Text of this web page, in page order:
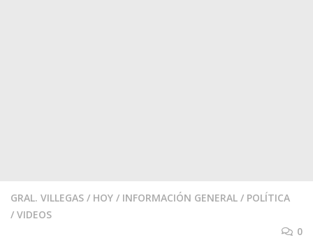
GRAL. VILLEGAS / HOY / INFORMACIÓN GENERAL / POLÍTICA
/ VIDEOS
0